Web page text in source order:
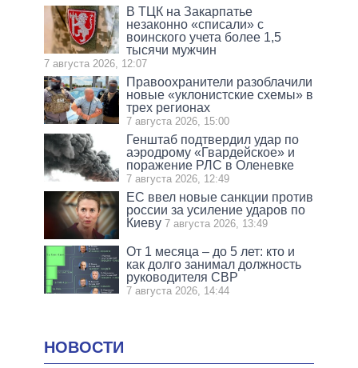
В ТЦК на Закарпатье
незаконно «списали» с
воинского учета более 1,5
тысячи мужчин
7 августа 2026, 12:07
Правоохранители разоблачили
новые «уклонистские схемы» в
трех регионах
7 августа 2026, 15:00
Генштаб подтвердил удар по
аэродрому «Гвардейское» и
поражение РЛС в Оленевке
7 августа 2026, 12:49
ЕС ввел новые санкции против
россии за усиление ударов по
Киеву 7 августа 2026, 13:49
От 1 месяца – до 5 лет: кто и
как долго занимал должность
руководителя СВР
7 августа 2026, 14:44
НОВОСТИ